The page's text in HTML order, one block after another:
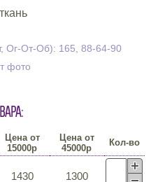
Ог-От-Об): 165, 88-64-90
фото
Цена от
15000р
Цена от
45000р
Кол-во
1430 1300